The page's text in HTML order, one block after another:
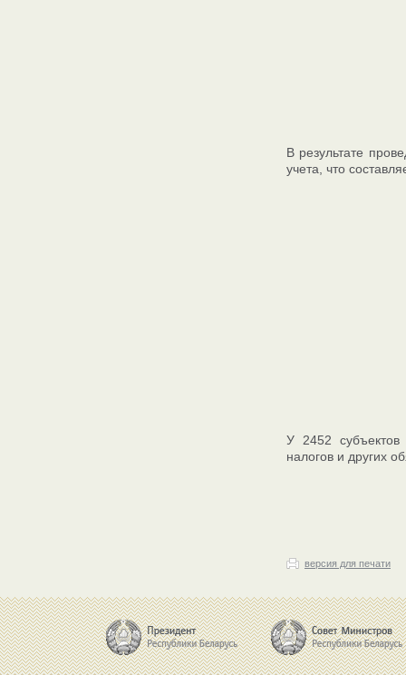
В результате
учета, что
У 2452 субъектов
налогов и других
версия для печати